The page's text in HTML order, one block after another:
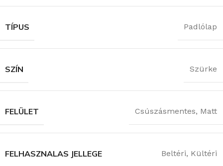
TÍPUS Padlólap
SZÍN Szürke
FELÜLET Csúszásmentes, Matt
FELHASZNALAS JELLEGE Beltéri, Kültéri